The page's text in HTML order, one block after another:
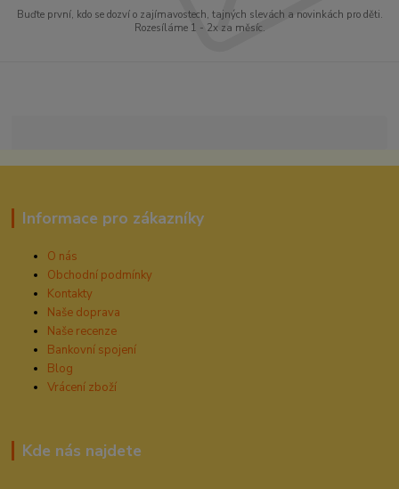
Buďte první, kdo se dozví o zajímavostech, tajných slevách a novinkách pro děti.
Rozesíláme 1 - 2x za měsíc.
Informace pro zákazníky
O nás
Obchodní podmínky
Kontakty
Naše doprava
Naše recenze
Bankovní spojení
Blog
Vrácení zboží
Kde nás najdete